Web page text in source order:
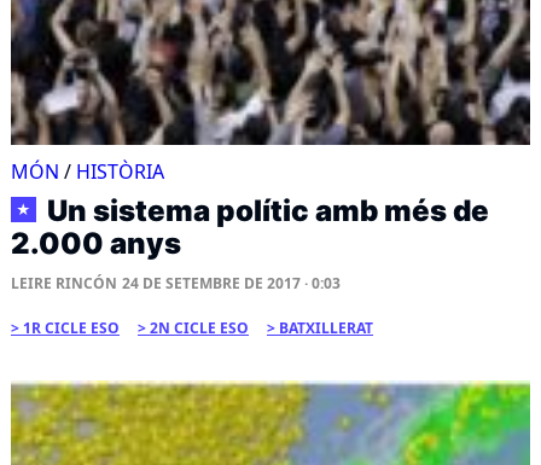
MÓN / HISTÒRIA
★
Un sistema polític amb més de
2.000 anys
LEIRE RINCÓN 24 DE SETEMBRE DE 2017 · 0:03
1R CICLE ESO 2N CICLE ESO BATXILLERAT